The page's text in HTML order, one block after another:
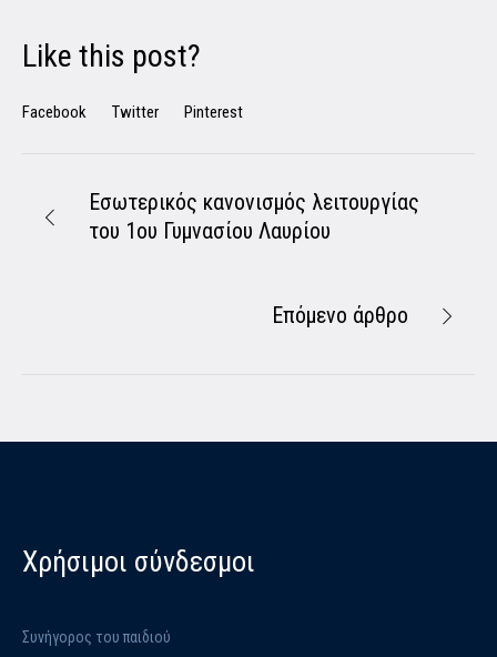
Like this post?
Facebook Twitter Pinterest
Εσωτερικός κανονισμός λειτουργίας
του 1ου Γυμνασίου Λαυρίου
Επόμενο άρθρο
Χρήσιμοι σύνδεσμοι
Συνήγορος του παιδιού